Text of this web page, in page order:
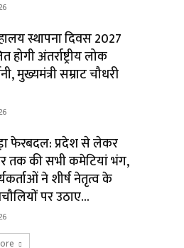
स्थापना दिवस 2027
अंतर्राष्ट्रीय लोक
मुख्यमंत्री सम्राट चौधरी
फेरबदल: प्रदेश से लेकर
तक की सभी कमेटियां भंग,
ने शीर्ष नेतृत्व के
पर उठाए...